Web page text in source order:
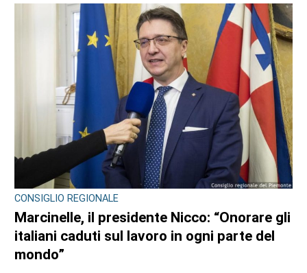
CONSIGLIO REGIONALE
Marcinelle, il presidente Nicco: “Onorare gli
italiani caduti sul lavoro in ogni parte del
mondo”